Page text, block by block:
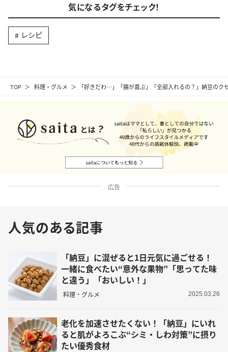
TOP 料理・グルメ 「好きだわ…」「腸が喜ぶ」「全部入れるの？」納豆のク
気になるタグをチェック！
レシピ
広告
人気のある記事
「納豆」に混ぜると1日元気に過ごせる！
一緒に食べたい“意外な果物”「思ってた味
と違う」「おいしい！」
料理・グルメ 2025.03.26
老化を加速させたくない！「納豆」にいれ
ると肌がよろこぶ“シミ・しわ対策”に摂り
たい優秀食材